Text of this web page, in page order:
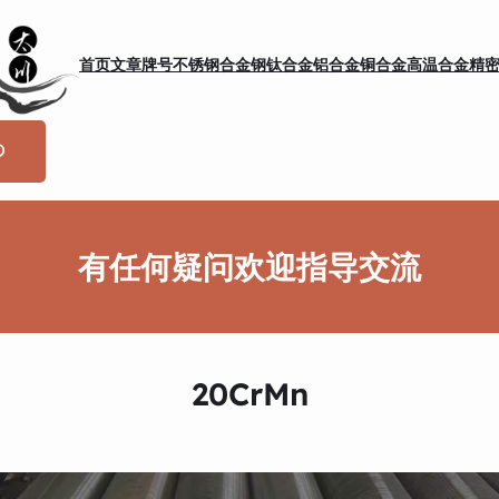
首页文章牌号不锈钢合金钢钛合金铝合金铜合金高温合金精
有任何疑问欢迎指导交流
20CrMn